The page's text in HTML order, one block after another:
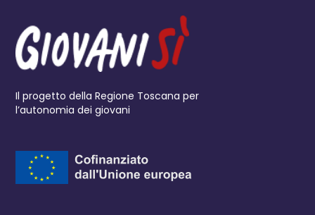
Il progetto della Regione Toscana per
l’autonomia dei giovani